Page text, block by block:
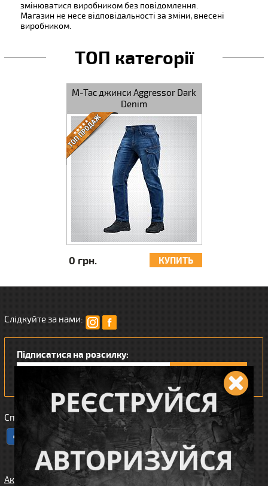
змінюватися виробником без повідомлення.
Магазин не несе відповідальності за зміни, внесені
виробником.
ТОП категорії
M-Tac джинси Aggressor Dark
Denim
0 грн. КУПИТЬ
Слідкуйте за нами:
Підписатися на розсилку:
Сподобався наш інтернет магазин?
Акції Спорядження Про нас